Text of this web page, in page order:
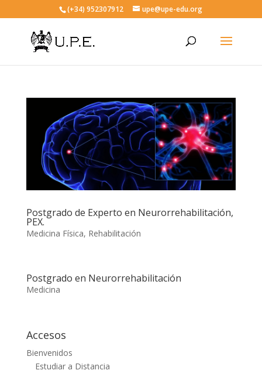
(+34) 952307912 upe@upe-edu.org
Postgrado de Experto en Neurorrehabilitación,
PEX.
Medicina Física, Rehabilitación
Postgrado en Neurorrehabilitación
Medicina
Accesos
Bienvenidos
Estudiar a Distancia